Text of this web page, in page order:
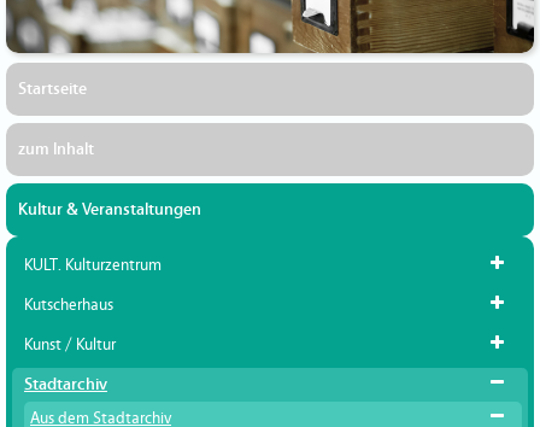
Startseite
zum Inhalt
Kultur & Veranstaltungen
KULT. Kulturzentrum
Kutscherhaus
Kunst / Kultur
Stadtarchiv
Aus dem Stadtarchiv